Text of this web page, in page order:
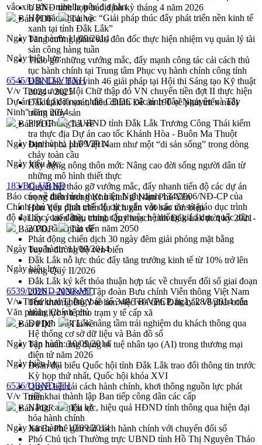
UBND tỉnh họp báo định kỳ tháng 4 năm 2026
Hội thảo khoa học “Giải pháp thúc đẩy phát triển nền kinh tế
xanh tại tỉnh Đắk Lắk”
Tăng cường giám sát, đôn đốc thực hiện nhiệm vụ quản lý tài
sản công hàng tuần
Tháo gỡ những vướng mắc, đẩy mạnh công tác cải cách thủ
tục hành chính tại Trung tâm Phục vụ hành chính công tỉnh
Đắk Lắk: Tôn vinh 46 giải pháp tại Hội thi Sáng tạo Kỹ thuật
2024 - 2025
Đắk Lắk rà soát, điều chỉnh Đề án 190 về phát triển nuôi
trồng thủy sản
Phó Chủ tịch UBND tỉnh Đắk Lắk Trương Công Thái kiểm
tra thực địa Dự án cao tốc Khánh Hòa - Buôn Ma Thuột
Định vị cà phê Việt Nam như một “di sản sống” trong dòng
chảy toàn cầu
Xây dựng nông thôn mới: Nâng cao đời sống người dân từ
những mô hình thiết thực
Quyết liệt tháo gỡ vướng mắc, đẩy nhanh tiến độ các dự án
trọng điểm trong Khu kinh tế Nam Phú Yên
Hòn Yến phát triển du lịch gắn với bảo tồn biển
Lấy ý kiến điều chỉnh Quy hoạch tỉnh Đắk Lắk thời kỳ 2021-
2030, tầm nhìn đến năm 2050
Phát động chiến dịch 30 ngày đêm giải phóng mặt bằng
Tuyến đường bộ ven biển
Đắk Lắk nỗ lực thúc đẩy tăng trưởng kinh tế từ 10% trở lên
trong Quý II/2026
Đắk Lắk ký kết thỏa thuận hợp tác về chuyển đổi số giai đoạn
2026 – 2030 với Tập đoàn Bưu chính Viễn thông Việt Nam
Thứ trưởng Bộ Y tế làm việc với tỉnh Đắk Lắk về phát triển
nhân lực y tế cho trạm y tế cấp xã
Du lịch Đắk Lắk nâng tầm trải nghiệm du khách thông qua
Hệ thống cơ sở dữ liệu và Bản đồ số
Tập huấn ứng dụng trí tuệ nhân tạo (AI) trong thương mại
điện tử năm 2026
Đoàn đại biểu Quốc hội tỉnh Đắk Lắk trao đổi thông tin trước
Kỳ họp thứ nhất, Quốc hội khóa XVI
Quyết liệt cải cách hành chính, khơi thông nguồn lực phát
triển
Nâng cao hiệu lực, hiệu quả HĐND tỉnh thông qua hiện đại
hóa hành chính
Xã Ea Phê gắn cải cách hành chính với chuyển đổi số
Phó Chủ tịch Thường trực UBND tỉnh Hồ Thị Nguyên Thảo
vắc xin sởi – rubella trên địa bàn
Bản PDF
Tải về
Ngày ban hành:11/09/2014
Ngày hiệu lực:
6545/UBND-VHXH
V/v Trung ương Hội Chữ thập đỏ VN chuyển tiền đợt II thực hiện
Dự án "Giúp đỡ nạn nhân CĐDC các tỉnh Tây Nguyên và Tây
Ninh" năm 2014
Bản PDF
Tải về
Ngày ban hành:11/09/2014
Ngày hiệu lực:
183/BC-UBND
Báo cáo về tình hình thực hiện Nghị định 134/2006/NĐ-CP của
Chính phủ quy định chế độ cử tuyển vào các cơ sở giáo dục trình
độ đại học, cao đẳng, trung cấp thuộc hệ thống giáo dục quốc dân
Bản PDF
Tải về
Ngày ban hành:11/09/2014
Ngày hiệu lực:
6539/UBND-NN&MT
V/v Triển khai Thông báo số 348/TB-VPCP, ngày 28/8/2014 của
Văn phòng Chính phủ
Bản PDF
Tải về
Ngày ban hành:10/09/2014
Ngày hiệu lực:
6526/UBND-TH
V/v Triển khai thành lập Ban tiếp công dân các cấp
Bản PDF
Tải về
Ngày ban hành:10/09/2014